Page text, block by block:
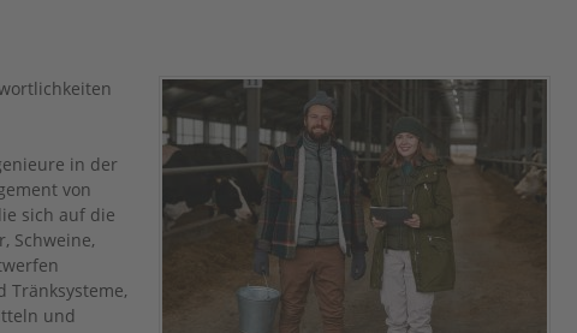
in der
von
sich auf die
Schweine,
Tränksysteme,
und